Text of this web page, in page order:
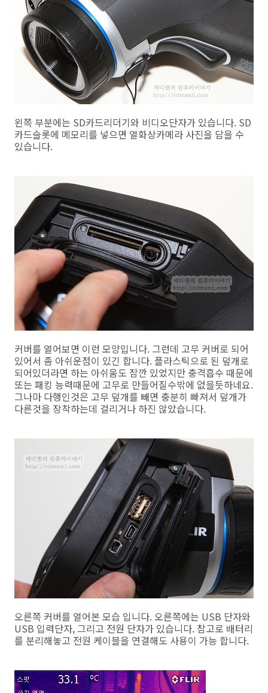
왼쪽 부분에는 SD카드리더기와 비디오단자가 있습니다. SD
카드슬롯에 메모리를 넣으면 열화상카메라 사진을 담을 수
있습니다.
커버를 열어보면 이런 모양입니다. 그런데 고무 커버로 되어
있어서 좀 아쉬운점이 있긴 합니다. 플라스틱으로 된 덮개로
되어있더라면 하는 아쉬움도 잠깐 있었지만 충격흡수 때문에
또는 패킹 능력때문에 고무로 만들어질수밖에 없을듯하네요.
그나마 다행인것은 고무 덮개를 빼면 충분히 빠져서 덮개가
다른것을 장착하는데 걸리거나 하진 않았습니다.
오른쪽 커버를 열어본 모습 입니다. 오른쪽에는 USB 단자와
USB 입력단자, 그리고 전원 단자가 있습니다. 참고로 배터리
를 분리해놓고 전원 케이블을 연결해도 사용이 가능 합니다.